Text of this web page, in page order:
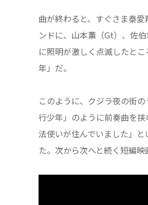
曲が終わると、すぐさま秦
ンドに、山本薫（Gt）、佐
に照明が激しく点滅したと
年」だ。
このように、クジラ夜の街
行少年」のように前奏曲を
法使いが住んでいました」
た。次から次へと続く短編